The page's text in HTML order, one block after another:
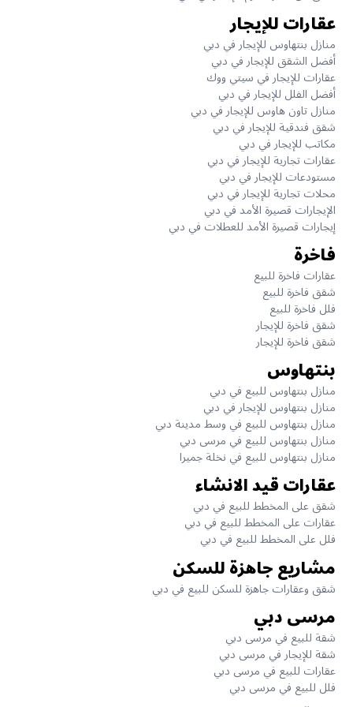
عقارات للإيجار
منازل بنتهاوس للإيجار في دبي
أفضل الشقق للإيجار في دبي
عقارات للإيجار في سيتي ووك
أفضل الفلل للإيجار في دبي
منازل تاون هاوس للإيجار في دبي
شقق فندقية للإيجار في دبي
مكاتب للإيجار في دبي
عقارات تجارية للإيجار في دبي
مستودعات للإيجار في دبي
محلات تجارية للإيجار في دبي
الإيجارات قصيرة الأمد في دبي
إيجارات قصيرة الأمد للعطلات في دبي
فاخرة
عقارات فاخرة للبيع
شقق فاخرة للبيع
فلل فاخرة للبيع
شقق فاخرة للإيجار
شقق فاخرة للإيجار
بنتهاوس
منازل بنتهاوس للبيع في دبي
منازل بنتهاوس للإيجار في دبي
منازل بنتهاوس للبيع في وسط مدينة دبي
منازل بنتهاوس للبيع في مرسى دبي
منازل بنتهاوس للبيع في نخلة جميرا
عقارات قيد الانشاء
شقق على المخطط للبيع في دبي
عقارات على المخطط للبيع في دبي
فلل على المخطط للبيع في دبي
مشاريع جاهزة للسكن
شقق وعقارات جاهزة للسكن للبيع في دبي
مرسى دبي
شقة للبيع في مرسى دبي
شقة للإيجار في مرسى دبي
عقارات للبيع في مرسى دبي
فلل للبيع في مرسى دبي